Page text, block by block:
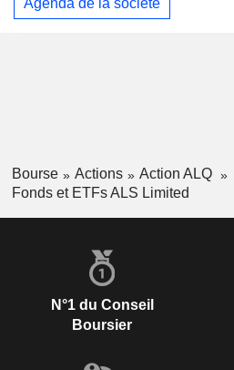
Bourse Actions
Action ALQ
Fonds et ETFs ALS Limited
N°1 du Conseil
Boursier